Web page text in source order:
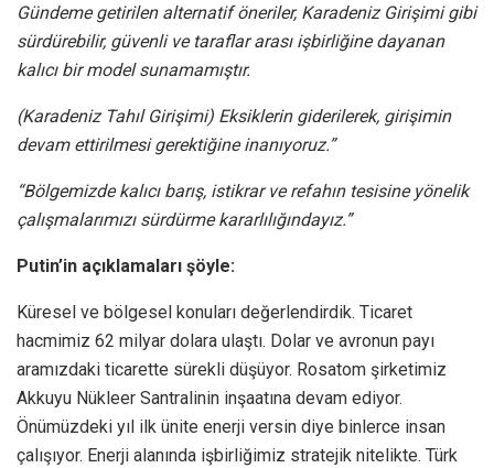
Gündeme getirilen alternatif öneriler, Karadeniz Girişimi gibi
sürdürebilir, güvenli ve taraflar arası işbirliğine dayanan
kalıcı bir model sunamamıştır.
(Karadeniz Tahıl Girişimi) Eksiklerin giderilerek, girişimin
devam ettirilmesi gerektiğine inanıyoruz.”
“Bölgemizde kalıcı barış, istikrar ve refahın tesisine yönelik
çalışmalarımızı sürdürme kararlılığındayız.”
Putin’in açıklamaları şöyle:
Küresel ve bölgesel konuları değerlendirdik. Ticaret
hacmimiz 62 milyar dolara ulaştı. Dolar ve avronun payı
aramızdaki ticarette sürekli düşüyor. Rosatom şirketimiz
Akkuyu Nükleer Santralinin inşaatına devam ediyor.
Önümüzdeki yıl ilk ünite enerji versin diye binlerce insan
çalışıyor. Enerji alanında işbirliğimiz stratejik nitelikte. Türk